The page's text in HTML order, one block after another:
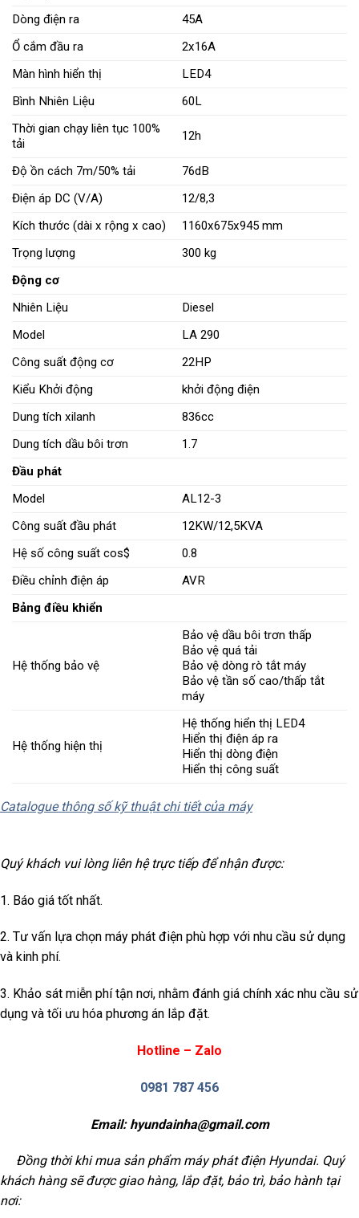
Dòng điện ra
45A
Ổ cắm đầu ra
2x16A
Màn hình hiển thị
LED4
Bình Nhiên Liệu
60L
Thời gian chạy liên tục 100%
tải
12h
Độ ồn cách 7m/50% tải
76dB
Điện áp DC (V/A)
12/8,3
Kích thước (dài x rộng x cao)
1160x675x945 mm
Trọng lượng
300 kg
Động cơ
Nhiên Liệu
Diesel
Model
LA 290
Công suất động cơ
22HP
Kiểu Khởi động
khởi động điện
Dung tích xilanh
836cc
Dung tích dầu bôi trơn
1.7
Đầu phát
Model
AL12-3
Công suất đầu phát
12KW/12,5KVA
Hệ số công suất cos$
0.8
Điều chỉnh điện áp
AVR
Bảng điều khiển
Hệ thống bảo vệ
Bảo vệ dầu bôi trơn thấp
Bảo vệ quá tải
Bảo vệ dòng rò tắt máy
Bảo vệ tần số cao/thấp tắt
máy
Hệ thống hiện thị
Hệ thống hiển thị LED4
Hiển thị điện áp ra
Hiển thị dòng điện
Hiển thị công suất
Catalogue thông số kỹ thuật chi tiết của máy
Quý khách vui lòng liên hệ trực tiếp để nhận được:
1. Báo giá tốt nhất.
2. Tư vấn lựa chọn máy phát điện phù hợp với nhu cầu sử dụng
và kinh phí.
3. Khảo sát miễn phí tận nơi, nhằm đánh giá chính xác nhu cầu sử
dụng và tối ưu hóa phương án lắp đặt.
Hotline – Zalo
0981 787 456
Email: hyundainha@gmail.com
Đồng thời khi mua sản phẩm máy phát điện Hyundai. Quý
khách hàng sẽ được giao hàng, lắp đặt, bảo trì, bảo hành tại
nơi: